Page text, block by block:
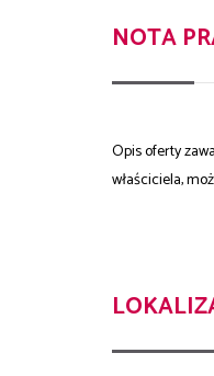
NOTA
Opis oferty
właściciela,